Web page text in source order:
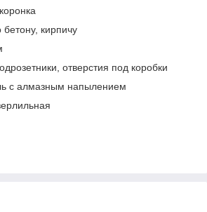
кирпичу
отверстия под коробки
с алмазным напылением